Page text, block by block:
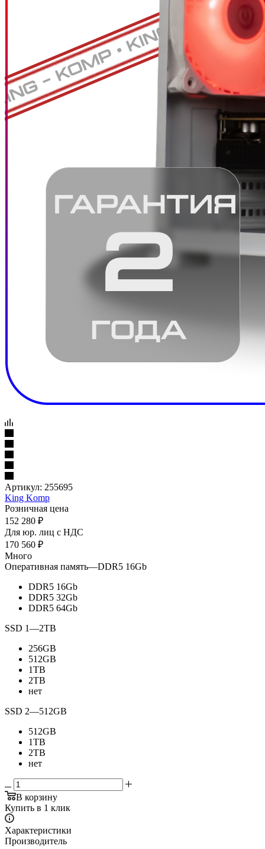
Артикул: 255695
King Komp
Розничная цена
152 280 ₽
Для юр. лиц c НДС
170 560 ₽
Много
Оперативная память—DDR5 16Gb
DDR5 16Gb
DDR5 32Gb
DDR5 64Gb
SSD 1—2TB
256GB
512GB
1TB
2TB
нет
SSD 2—512GB
512GB
1TB
2TB
нет
В корзину
Купить в 1 клик
Характеристики
Производитель